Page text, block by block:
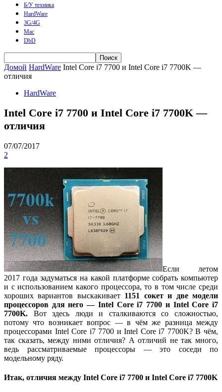
Б/У техника
HardWare
3G/4G
Mac
DbD
Домой HardWare Intel Core i7 7700 и Intel Core i7 7700K —
отличия
HardWare
Intel Core i7 7700 и Intel Core i7 7700K —
отличия
07/07/2017
2
Если летом
2017 года задуматься на какой платформе собрать компьютер
и с использованием какого процессора, то в том числе среди
хороших вариантов выскакивает 1151 сокет и две модели
процессоров для него — Intel Core i7 7700 и Intel Core i7
7700K. Вот здесь люди и сталкиваются со сложностью,
потому что возникает вопрос — в чём же разница между
процессорами Intel Core i7 7700 и Intel Core i7 7700K? В чём,
так сказать, между ними отличия? А отличий не так много,
ведь рассматриваемые процессоры — это соседи по
модельному ряду.
Итак, отличия между Intel Core i7 7700 и Intel Core i7 7700K